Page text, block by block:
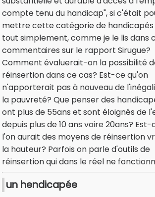
compte tenu du handicap", si c'était
mettre cette catégorie de handicapés
tout simplement, comme je le lis dans
commentaires sur le rapport Sirugue?
Comment évaluerait-on la possibilité
réinsertion dans ce cas? Est-ce qu'on
n'apporterait pas à nouveau de
la pauvreté? Que penser des
ont plus de 55ans et sont éloignés de
depuis plus de 10 ans voire 20ans?
l'on aurait des moyens de réinsertion
la hauteur? Parfois on parle d'outils de
réinsertion qui dans le réel ne
un hendicapée